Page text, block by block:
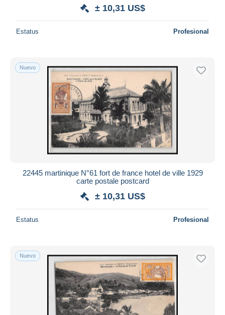
± 10,31 US$
Estatus Profesional
Nuevo
22445 martinique N°61 fort de france hotel de ville 1929
carte postale postcard
± 10,31 US$
Estatus Profesional
Nuevo